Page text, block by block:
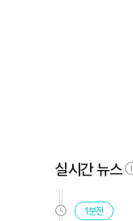
실시간 뉴스
1분전